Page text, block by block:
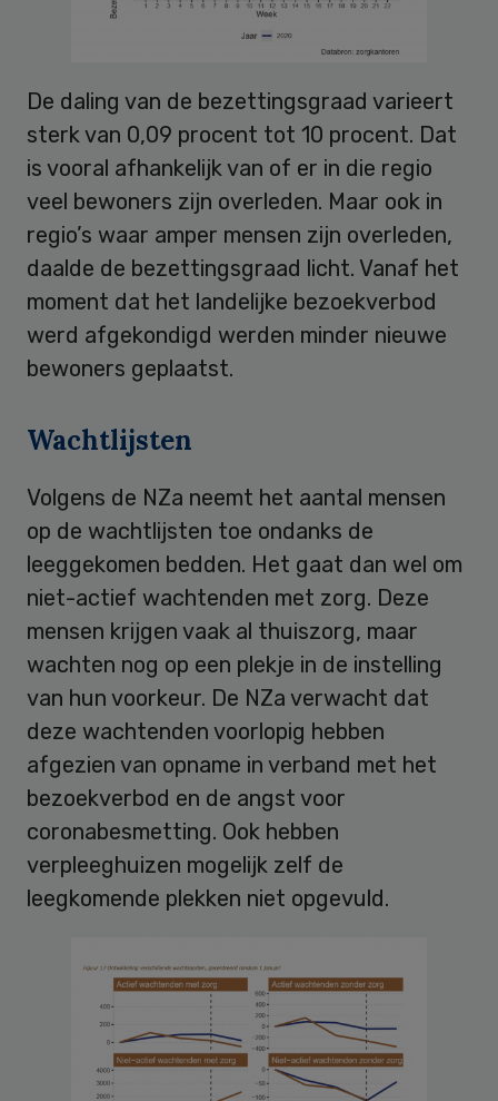
De daling van de bezettingsgraad varieert
sterk van 0,09 procent tot 10 procent. Dat
is vooral afhankelijk van of er in die regio
veel bewoners zijn overleden. Maar ook in
regio’s waar amper mensen zijn overleden,
daalde de bezettingsgraad licht. Vanaf het
moment dat het landelijke bezoekverbod
werd afgekondigd werden minder nieuwe
bewoners geplaatst.
Wachtlijsten
Volgens de NZa neemt het aantal mensen
op de wachtlijsten toe ondanks de
leeggekomen bedden. Het gaat dan wel om
niet-actief wachtenden met zorg. Deze
mensen krijgen vaak al thuiszorg, maar
wachten nog op een plekje in de instelling
van hun voorkeur. De NZa verwacht dat
deze wachtenden voorlopig hebben
afgezien van opname in verband met het
bezoekverbod en de angst voor
coronabesmetting. Ook hebben
verpleeghuizen mogelijk zelf de
leegkomende plekken niet opgevuld.